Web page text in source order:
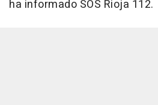
ha informado SOS Rioja 112.